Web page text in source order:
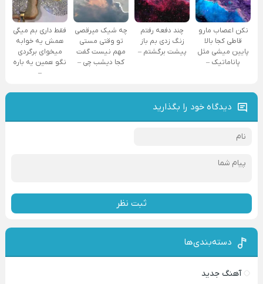
نکن اعصاب مارو
قاطی کجا بالا
پایین میشی مثل
پاناماتیک –
چند دفعه رفتم
زنگ زدی بم باز
پیشت برگشتم –
چه شیک میرقصی
تو وقتی مستی
مهم نیست گفت
کجا دیشب چی –
فقط داری بم میگی
همش یه خوابه
میخوای برگردی
نگو همین یه باره
–
دیدگاه خود را بگذارید
ثبت نظر
دسته‌بندی‌ها
آهنگ جدید